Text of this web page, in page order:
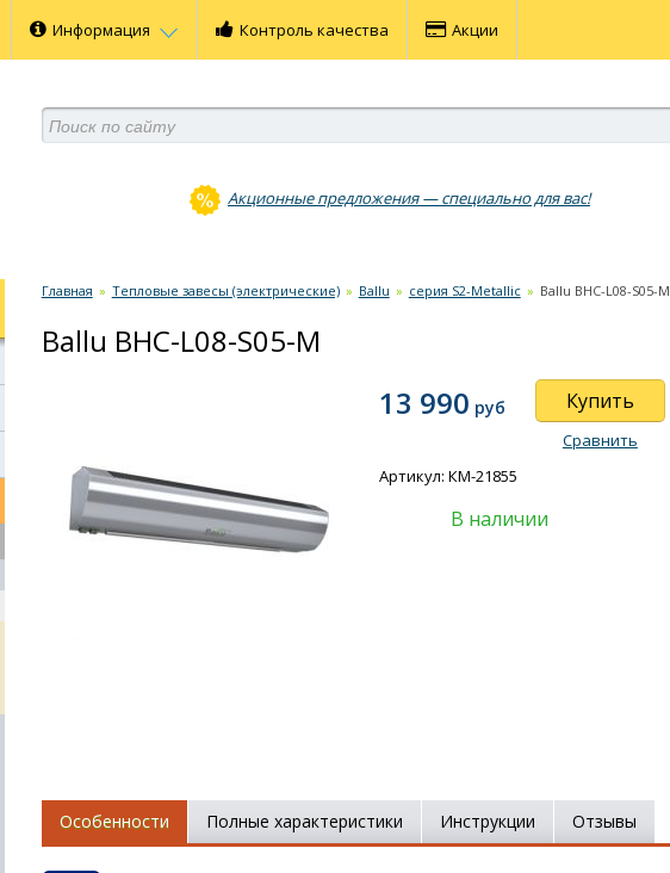
Информация Контроль качества Акции
Акционные предложения — специально для вас!
Главная » Тепловые завесы (электрические) » Ballu » серия S2-Metallic » Ballu BHC-L08-S05-M
Ballu BHC-L08-S05-M
13 990 руб Купить
Сравнить
Артикул: КМ-21855
В наличии
Особенности Полные характеристики Инструкции Отзывы